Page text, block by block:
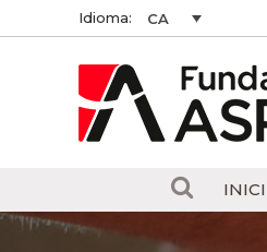
Idioma: CA
INICI